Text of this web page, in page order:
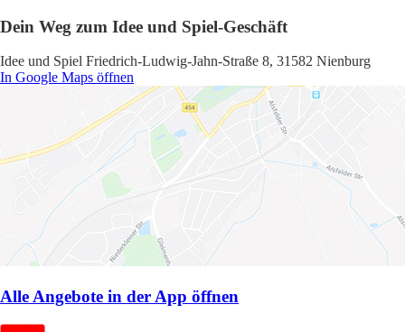
Dein Weg zum Idee und Spiel-Geschäft
Idee und Spiel Friedrich-Ludwig-Jahn-Straße 8, 31582 Nienburg
In Google Maps öffnen
Alle Angebote in der App öffnen